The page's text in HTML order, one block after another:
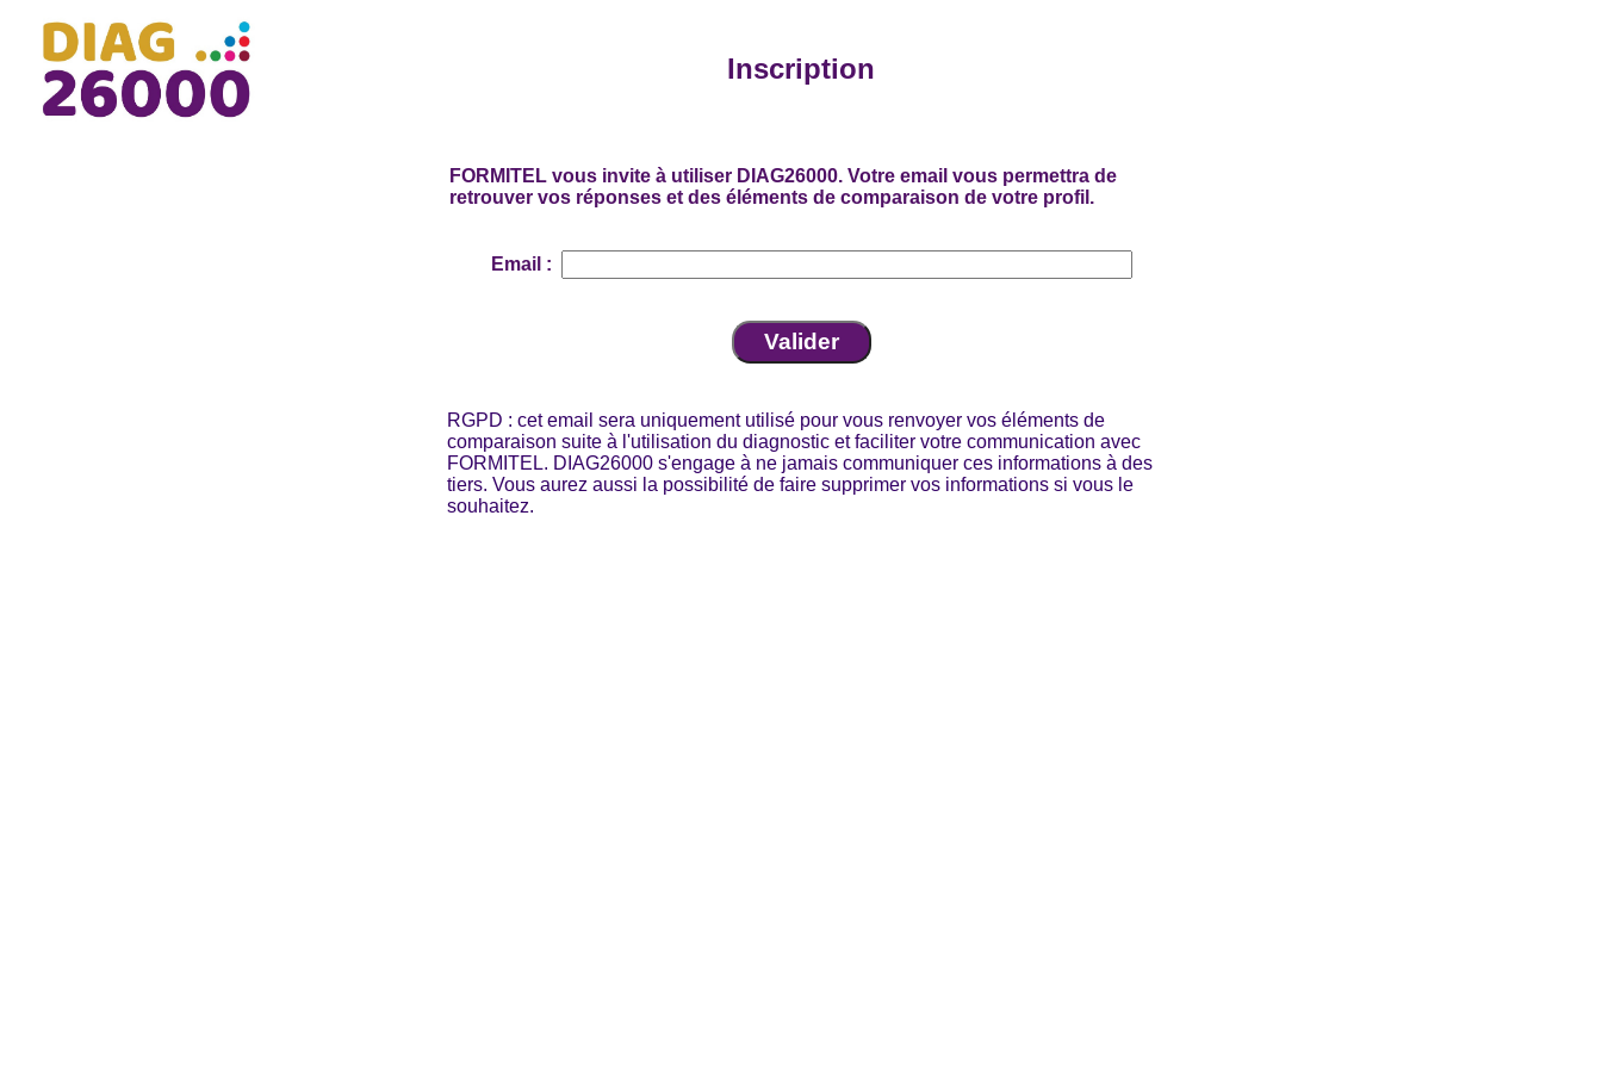
Inscription
FORMITEL vous invite à utiliser DIAG26000. Votre email vous permettra de
retrouver vos réponses et des éléments de comparaison de votre profil.
Email :
RGPD : cet email sera uniquement utilisé pour vous renvoyer vos éléments de
comparaison suite à l'utilisation du diagnostic et faciliter votre communication avec
FORMITEL. DIAG26000 s'engage à ne jamais communiquer ces informations à des
tiers. Vous aurez aussi la possibilité de faire supprimer vos informations si vous le
souhaitez.